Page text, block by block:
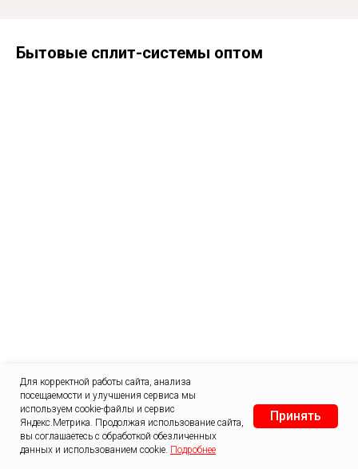
Для корректной работы сайта, анализа
посещаемости и улучшения сервиса мы
используем cookie-файлы и сервис
Яндекс.Метрика. Продолжая использование сайта,
вы соглашаетесь с обработкой обезличенных
данных и использованием cookie. Подробнее
Принять
Бытовые сплит-системы оптом
Инверторные сплит системы оптом GREEN
серии GENESIS IGK2
Поддерживают комфортный микроклимат в жилых помещениях
площадью от 15 до 60 м²